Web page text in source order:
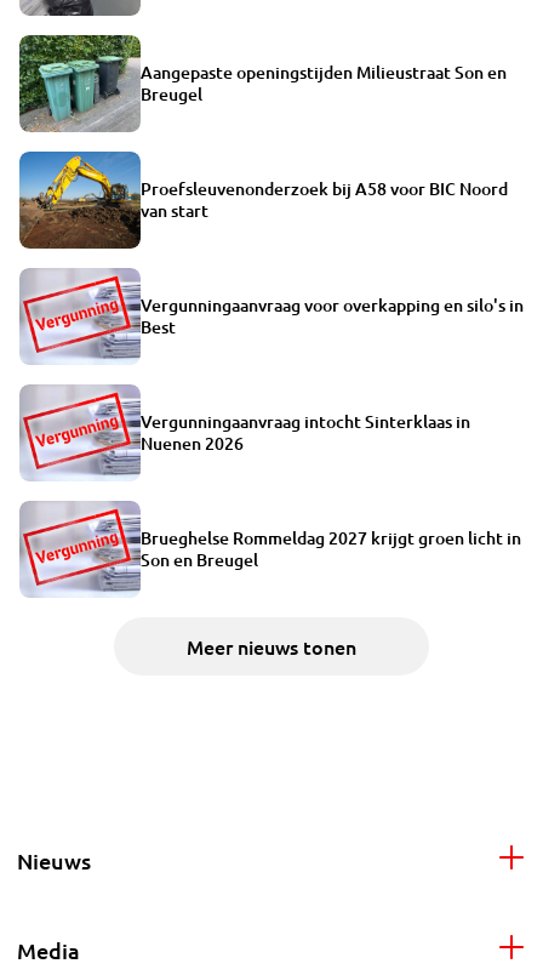
Aangepaste openingstijden Milieustraat Son en
Breugel
Proefsleuvenonderzoek bij A58 voor BIC Noord
van start
Vergunningaanvraag voor overkapping en silo's in
Best
Vergunningaanvraag intocht Sinterklaas in
Nuenen 2026
Brueghelse Rommeldag 2027 krijgt groen licht in
Son en Breugel
Meer nieuws tonen
Nieuws
Media